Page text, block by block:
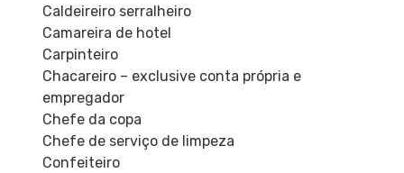
Caldeireiro serralheiro
Camareira de hotel
Carpinteiro
Chacareiro – exclusive conta própria e
empregador
Chefe da copa
Chefe de serviço de limpeza
Confeiteiro